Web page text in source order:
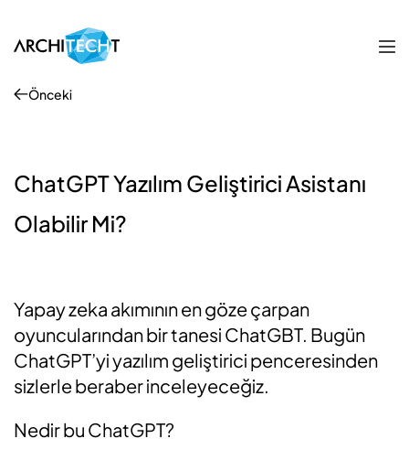
Önceki
ChatGPT Yazılım Geliştirici Asistanı
Olabilir Mi?
Yapay zeka akımının en göze çarpan
oyuncularından bir tanesi ChatGBT. Bugün
ChatGPT’yi yazılım geliştirici penceresinden
sizlerle beraber inceleyeceğiz.
Nedir bu ChatGPT?